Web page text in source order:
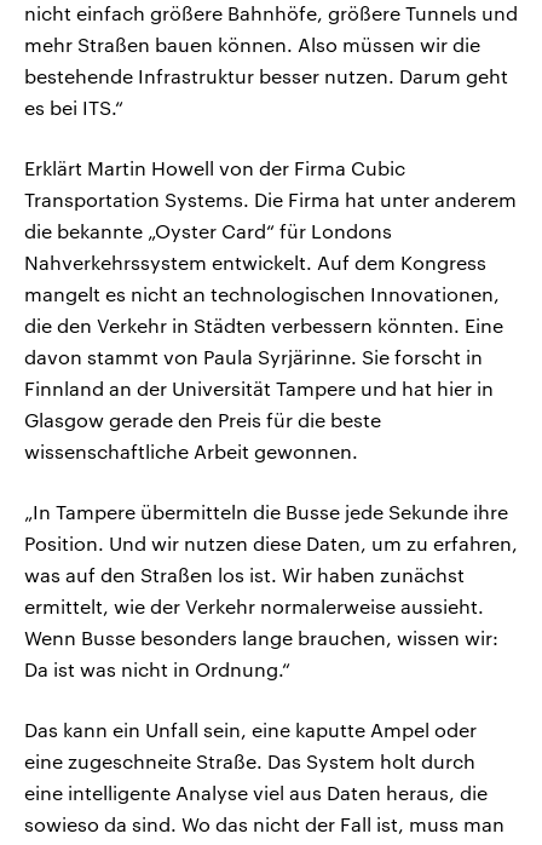
nicht einfach größere Bahnhöfe, größere Tunnels und
mehr Straßen bauen können. Also müssen wir die
bestehende Infrastruktur besser nutzen. Darum geht
es bei ITS.“
Erklärt Martin Howell von der Firma Cubic
Transportation Systems. Die Firma hat unter anderem
die bekannte „Oyster Card“ für Londons
Nahverkehrssystem entwickelt. Auf dem Kongress
mangelt es nicht an technologischen Innovationen,
die den Verkehr in Städten verbessern könnten. Eine
davon stammt von Paula Syrjärinne. Sie forscht in
Finnland an der Universität Tampere und hat hier in
Glasgow gerade den Preis für die beste
wissenschaftliche Arbeit gewonnen.
„In Tampere übermitteln die Busse jede Sekunde ihre
Position. Und wir nutzen diese Daten, um zu erfahren,
was auf den Straßen los ist. Wir haben zunächst
ermittelt, wie der Verkehr normalerweise aussieht.
Wenn Busse besonders lange brauchen, wissen wir:
Da ist was nicht in Ordnung.“
Das kann ein Unfall sein, eine kaputte Ampel oder
eine zugeschneite Straße. Das System holt durch
eine intelligente Analyse viel aus Daten heraus, die
sowieso da sind. Wo das nicht der Fall ist, muss man